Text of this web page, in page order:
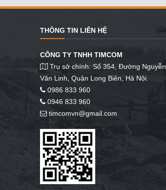
THÔNG TIN LIÊN HỆ
CÔNG TY TNHH TIMCOM
Trụ sở chính: Số 354, Đường Nguyễn
Văn Linh, Quận Long Biên, Hà Nội.
0986 833 960
0946 833 960
timcomvn@gmail.com